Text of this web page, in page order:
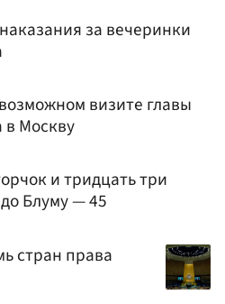
за вечеринки
визите главы
Москву
и тридцать три
Блуму — 45
стран права